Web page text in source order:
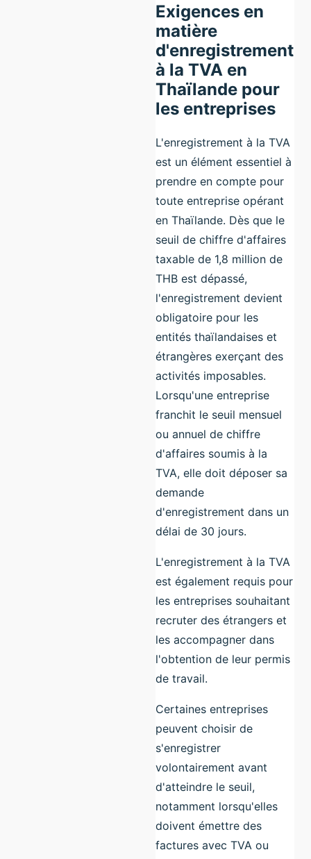
Exigences en
matière
d'enregistrement
à la TVA en
Thaïlande pour
les entreprises
L'enregistrement à la TVA
est un élément essentiel à
prendre en compte pour
toute entreprise opérant
en Thaïlande. Dès que le
seuil de chiffre d'affaires
taxable de 1,8 million de
THB est dépassé,
l'enregistrement devient
obligatoire pour les
entités thaïlandaises et
étrangères exerçant des
activités imposables.
Lorsqu'une entreprise
franchit le seuil mensuel
ou annuel de chiffre
d'affaires soumis à la
TVA, elle doit déposer sa
demande
d'enregistrement dans un
délai de 30 jours.
L'enregistrement à la TVA
est également requis pour
les entreprises souhaitant
recruter des étrangers et
les accompagner dans
l'obtention de leur permis
de travail.
Certaines entreprises
peuvent choisir de
s'enregistrer
volontairement avant
d'atteindre le seuil,
notamment lorsqu'elles
doivent émettre des
factures avec TVA ou